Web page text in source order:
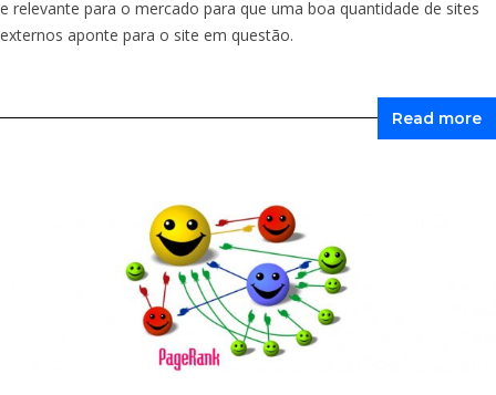
e relevante para o mercado para que uma boa quantidade de sites
externos aponte para o site em questão.
Read more